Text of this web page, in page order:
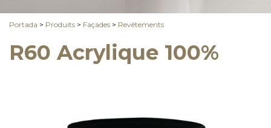
Portada > Produits > Façades > Revêtements
R60 Acrylique 100%